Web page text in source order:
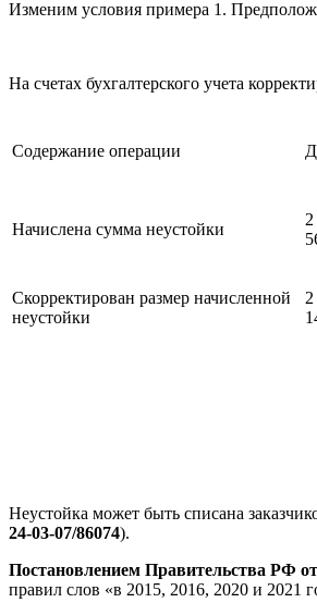
Изменим условия примера 1.
На счетах бухгалтерского учета
Содержание операции
Начислена сумма неустойки
Скорректирован размер начисленной
неустойки
Неустойка может быть списана
24‑03‑07/86074).
Постановлением Правительства РФ
правил слов «в 2015, 2016, 2020 и 2021